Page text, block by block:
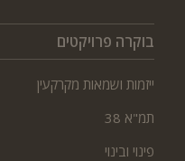
בוקרה פרויקטים
ייזמות ושמאות מקרקעין
תמ"א 38
פינוי ובינוי